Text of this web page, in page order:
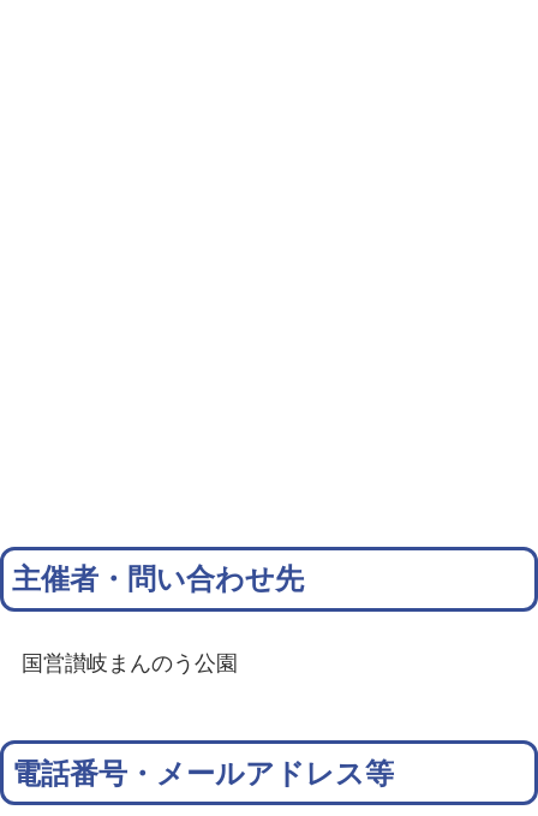
主催者・問い合わせ先
国営讃岐まんのう公園
電話番号・メールアドレス等